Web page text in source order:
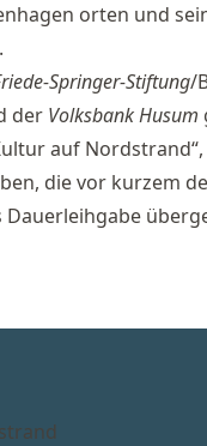
or­ten und
Sprin­ger-Stif­tung/
der Volks­bank Hu­sum
auf Nord­strand“,
die vor kur­zem
Dau­er­leih­ga­be